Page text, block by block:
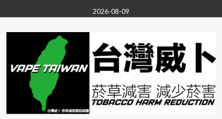
to
content
2026-08-09